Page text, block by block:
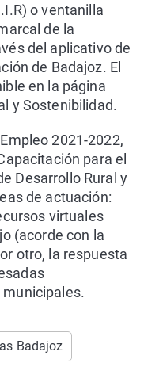
o ventanilla
de la
del aplicativo de
de Badajoz. El
en la página
y Sostenibilidad.
2021-2022,
para el
Desarrollo Rural y
de actuación:
virtuales
(acorde con la
otro, la respuesta
Badajoz